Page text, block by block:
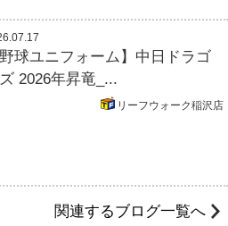
野球ユニフォーム】中日ドラゴ
2026年昇竜_...
リーフウォーク稲沢店
関連するブログ一覧へ